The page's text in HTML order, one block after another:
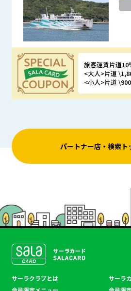
優待特典
旅客運賃片道10
<大人>片道
<小人>片道
パートナー店・検索ト
ブ
サーラクラブとは
サーラ